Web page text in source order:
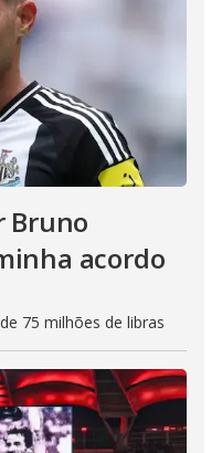
Bruno
acordo
75 milhões de libras